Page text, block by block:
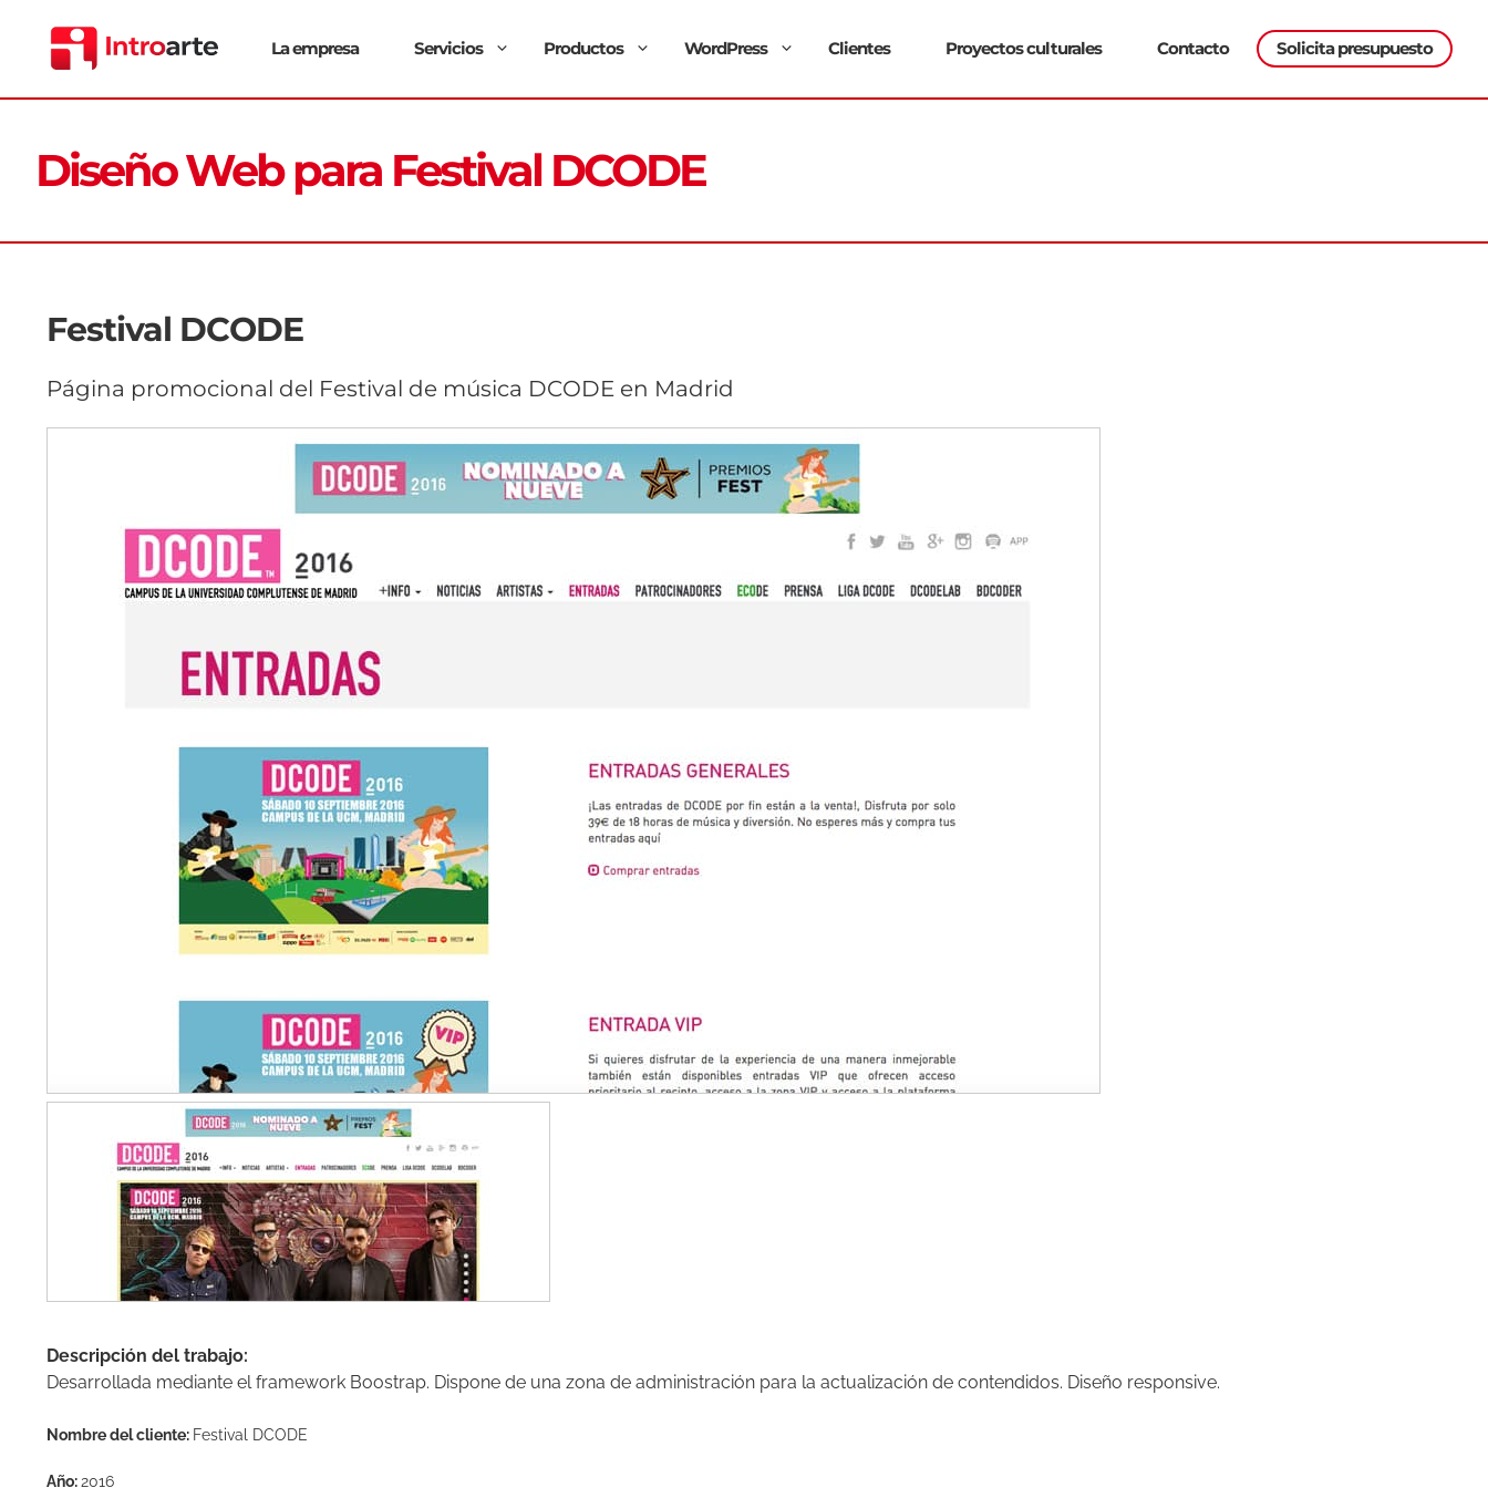
contenido
La empresa Servicios Productos WordPress Clientes Proyectos culturales Contacto Solicita presupuesto
Diseño Web para Festival DCODE
Festival DCODE
Página promocional del Festival de música DCODE en Madrid
Descripción del trabajo:
Desarrollada mediante el framework Boostrap. Dispone de una zona de administración para la actualización de contendidos. Diseño responsive.
Nombre del cliente: Festival DCODE
Año:2016